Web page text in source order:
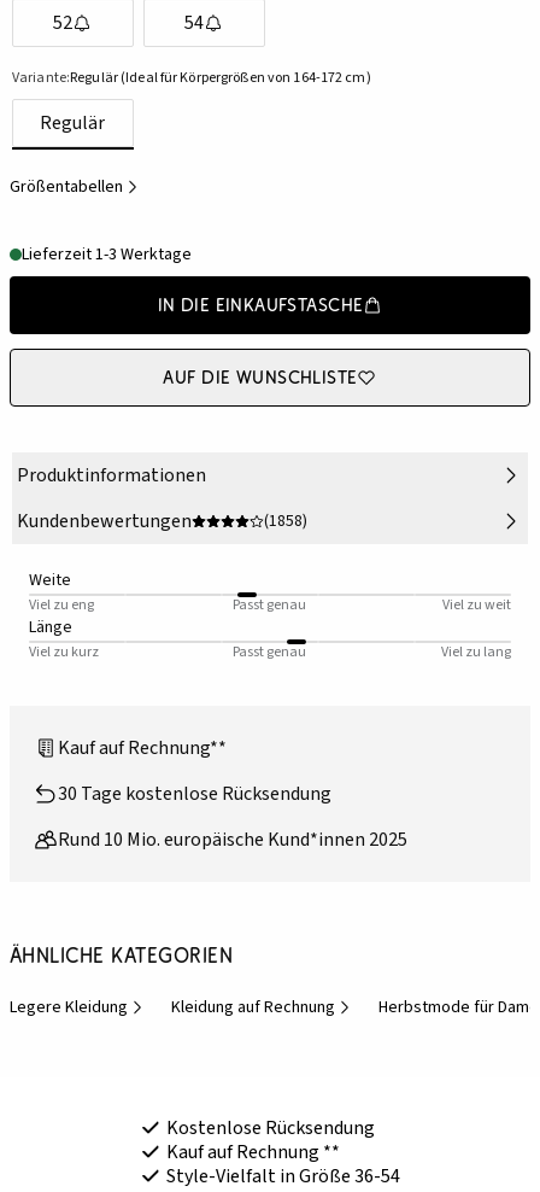
52 54
Variante:Regulär (Ideal für Körpergrößen von 164-172 cm)
Regulär
Größentabellen
Lieferzeit 1-3 Werktage
In die Einkaufstasche
Auf die Wunschliste
Produktinformationen
Kundenbewertungen
(1858)
Weite
Viel zu eng Passt genau Viel zu weit
Länge
Viel zu kurz Passt genau Viel zu lang
Kauf auf Rechnung**
30 Tage kostenlose Rücksendung
Rund 10 Mio. europäische Kund*innen 2025
Ähnliche Kategorien
Legere Kleidung Kleidung auf Rechnung Herbstmode für
Kostenlose Rücksendung
Kauf auf Rechnung **
Style-Vielfalt in Größe 36-54